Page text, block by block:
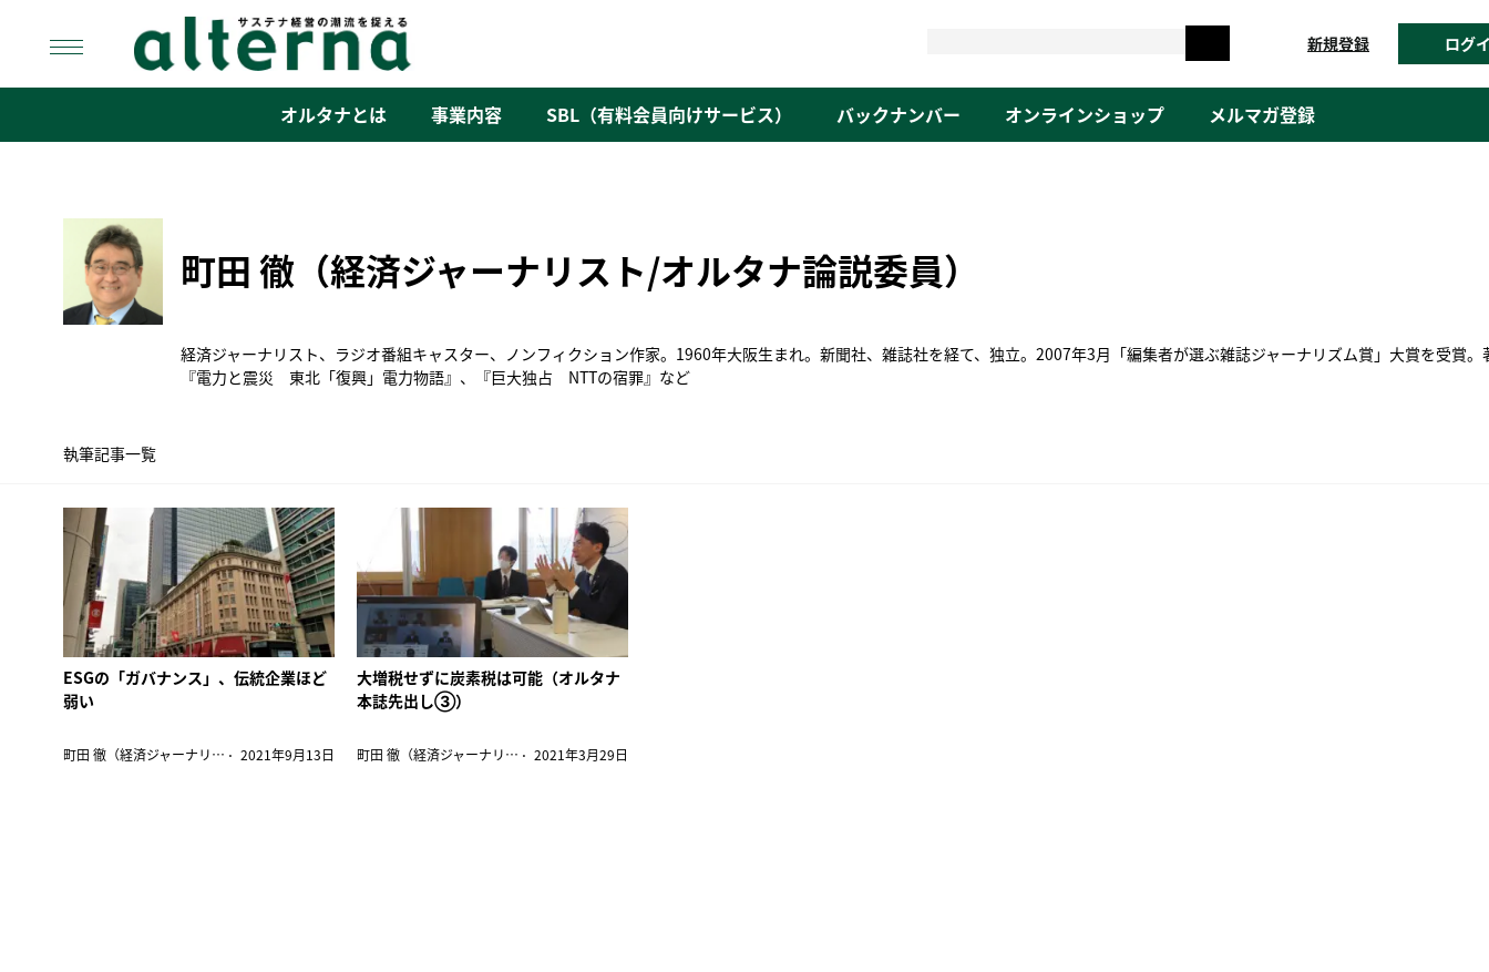
content
新規登録 ログ
オルタナとは 事業内容 SBL（有料会員向けサービス） バックナンバー オンラインショップ メルマガ登録
町田 徹（経済ジャーナリスト/オルタナ論説委員）
経済ジャーナリスト、ラジオ番組キャスター、ノンフィクション作家。1960年大阪生まれ。新聞社、雑誌社を経て、独立。2007年3月「編集者が選ぶ雑誌ジャーナリズム賞」大賞を受賞。
『電力と震災 東北「復興」電力物語』、『巨大独占 NTTの宿罪』など
執筆記事一覧
ESGの「ガバナンス」、伝統企業ほど
弱い
町田 徹（経済ジャーナリスト/オルタナ論説委員） 2021年9月13日
大増税せずに炭素税は可能（オルタナ
本誌先出し③）
町田 徹（経済ジャーナリスト/オルタナ論説委員） 2021年3月29日